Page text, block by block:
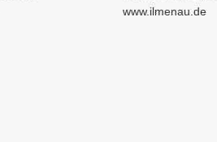
www.ilmenau.de